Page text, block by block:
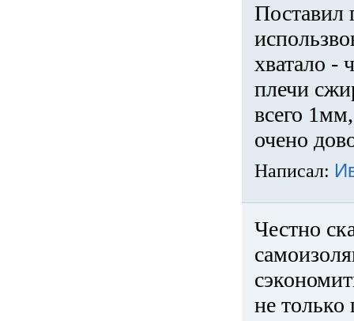
Поставил
хватало -
плечи
всего
очено
Написал:
Честно
не только